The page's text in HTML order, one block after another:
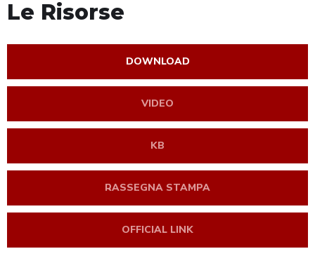
Le Risorse
DOWNLOAD
VIDEO
KB
RASSEGNA STAMPA
OFFICIAL LINK